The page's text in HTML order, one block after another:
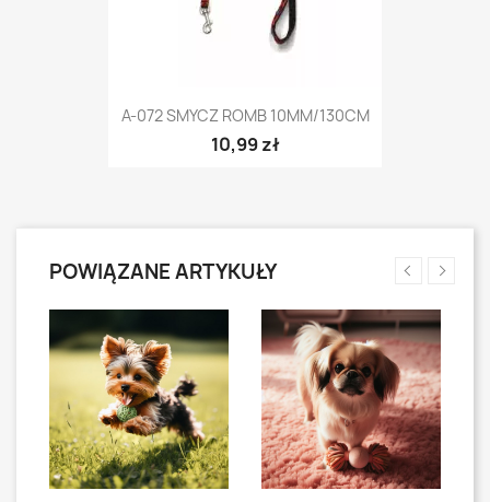
A-072 SMYCZ ROMB 10MM/130CM
10,99 zł
POWIĄZANE ARTYKUŁY